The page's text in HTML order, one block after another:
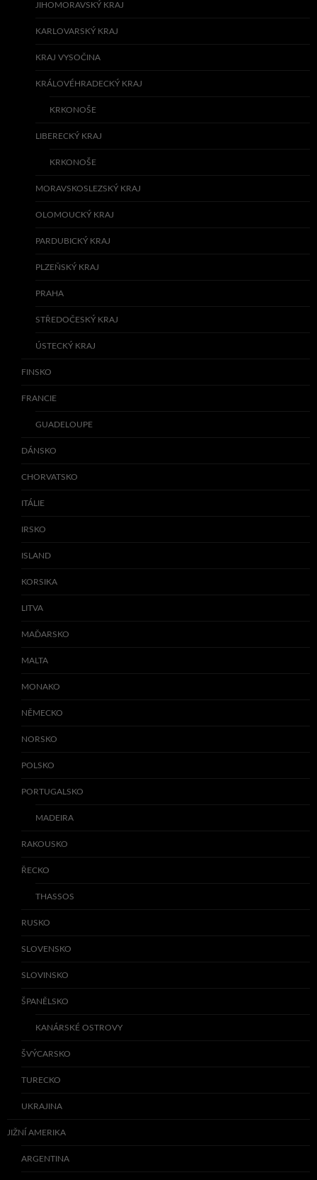
JIHOMORAVSKÝ KRAJ
KARLOVARSKÝ KRAJ
KRAJ VYSOČINA
KRÁLOVÉHRADECKÝ KRAJ
KRKONOŠE
LIBERECKÝ KRAJ
KRKONOŠE
MORAVSKOSLEZSKÝ KRAJ
OLOMOUCKÝ KRAJ
PARDUBICKÝ KRAJ
PLZEŇSKÝ KRAJ
PRAHA
STŘEDOČESKÝ KRAJ
ÚSTECKÝ KRAJ
FINSKO
FRANCIE
GUADELOUPE
DÁNSKO
CHORVATSKO
ITÁLIE
IRSKO
ISLAND
KORSIKA
LITVA
MAĎARSKO
MALTA
MONAKO
NĚMECKO
NORSKO
POLSKO
PORTUGALSKO
MADEIRA
RAKOUSKO
ŘECKO
THASSOS
RUSKO
SLOVENSKO
SLOVINSKO
ŠPANĚLSKO
KANÁRSKÉ OSTROVY
ŠVÝCARSKO
TURECKO
UKRAJINA
JIŽNÍ AMERIKA
ARGENTINA